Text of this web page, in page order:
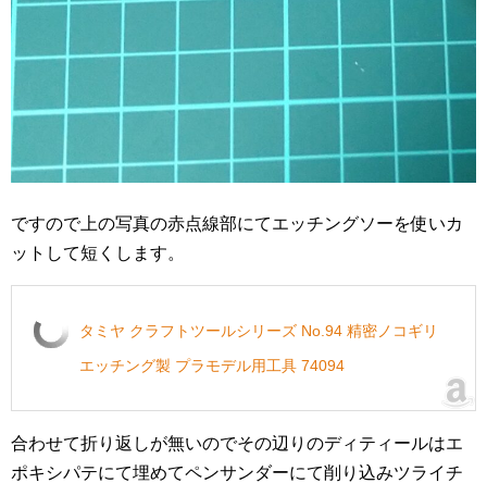
ですので上の写真の赤点線部にてエッチングソーを使いカ
ットして短くします。
タミヤ クラフトツールシリーズ No.94 精密ノコギリ
エッチング製 プラモデル用工具 74094
合わせて折り返しが無いのでその辺りのディティールはエ
ポキシパテにて埋めてペンサンダーにて削り込みツライチ